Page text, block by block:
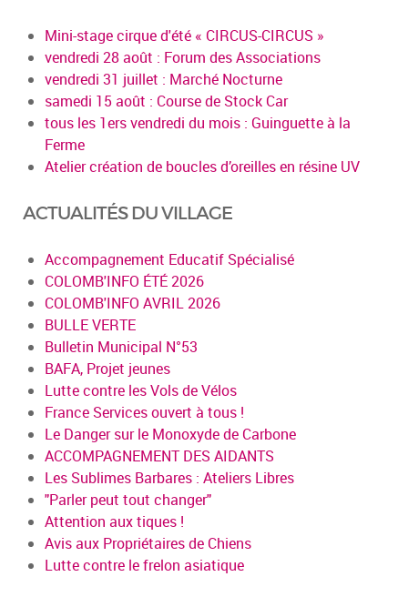
Mini-stage cirque d'été « CIRCUS-CIRCUS »
vendredi 28 août : Forum des Associations
vendredi 31 juillet : Marché Nocturne
samedi 15 août : Course de Stock Car
tous les 1ers vendredi du mois : Guinguette à la
Ferme
Atelier création de boucles d’oreilles en résine UV
ACTUALITÉS DU VILLAGE
Accompagnement Educatif Spécialisé
COLOMB'INFO ÉTÉ 2026
COLOMB'INFO AVRIL 2026
BULLE VERTE
Bulletin Municipal N°53
BAFA, Projet jeunes
Lutte contre les Vols de Vélos
France Services ouvert à tous !
Le Danger sur le Monoxyde de Carbone
ACCOMPAGNEMENT DES AIDANTS
Les Sublimes Barbares : Ateliers Libres
"Parler peut tout changer"
Attention aux tiques !
Avis aux Propriétaires de Chiens
Lutte contre le frelon asiatique